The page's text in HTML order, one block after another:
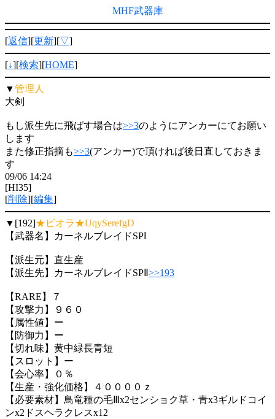
MHF武器庫
[返信][更新][▽]
[↓][検索][HOME]
▼管理人
大剣
もし派生先に飛ばす場合は>>3のようにアンカーにてお願い
します
また修正指摘も>>3(アンカー)で頂ければ後日直しておきま
す
09/06 14:24
[HI35]
[削除][編集]
▼[192]★ビオラ★UqySerefgD
【武器名】カーネルブレイドSPⅠ
【派生元】直生産
【派生先】カーネルブレイドSPⅡ >>193
【RARE】７
【攻撃力】９６０
【属性値】ー
【防御力】ー
【切れ味】黄中緑長青短
【スロット】ー
【会心率】０％
【生産・強化価格】４００００ｚ
【必要素材】鳥竜種の毛Ⅲx2センショク草・青x3ギルドコイ
ンx2ドスヘラクレスx12